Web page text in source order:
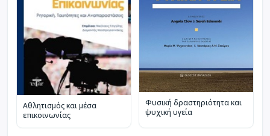
Αθλητισμός και μέσα
επικοινωνίας
Φυσική δραστηριότητα και
ψυχική υγεία